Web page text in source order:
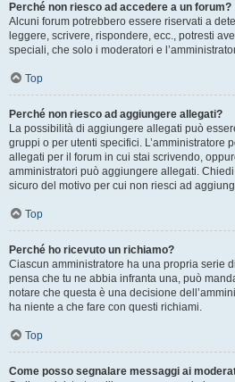
Perché non riesco ad accedere a un forum?
Alcuni forum potrebbero essere riservati a
leggere, scrivere, rispondere, ecc., potresti
speciali, che solo i moderatori e
Top
Perché non riesco ad aggiungere allegati?
La possibilità di aggiungere allegati può
gruppi o per utenti specifici. L’amministratore
allegati per il forum in cui stai scrivendo,
amministratori può aggiungere allegati.
sicuro del motivo per cui non riesci ad
Top
Perché ho ricevuto un richiamo?
Ciascun amministratore ha una propria serie
pensa che tu ne abbia infranta una, può
notare che questa è una decisione
ha niente a che fare con questi richiami.
Top
Come posso segnalare messaggi ai